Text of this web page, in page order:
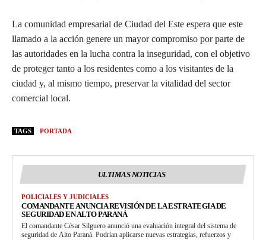
La comunidad empresarial de Ciudad del Este espera que este
llamado a la acción genere un mayor compromiso por parte de
las autoridades en la lucha contra la inseguridad, con el objetivo
de proteger tanto a los residentes como a los visitantes de la
ciudad y, al mismo tiempo, preservar la vitalidad del sector
comercial local.
TAGS PORTADA
ULTIMAS NOTICIAS
POLICIALES Y JUDICIALES
COMANDANTE ANUNCIA REVISIÓN DE LA ESTRATEGIA DE
SEGURIDAD EN ALTO PARANÁ
El comandante César Silguero anunció una evaluación integral del sistema de
seguridad de Alto Paraná. Podrían aplicarse nuevas estrategias, refuerzos y